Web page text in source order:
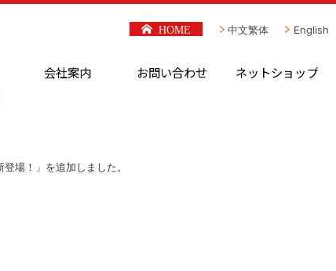
English
中文繁体
HOME
会社案内 お問い合わせ ネットショップ
場！」を追加しました。